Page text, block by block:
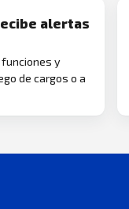
alertas
y
de cargos o a